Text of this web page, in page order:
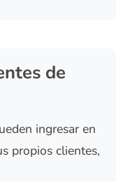
de
ingresar en
propios clientes,